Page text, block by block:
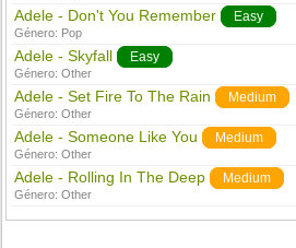
Adele - Don't You Remember Easy
Género: Pop
Adele - Skyfall Easy
Género:Other
Adele - Set Fire To The Rain Medium
Género:Other
Adele - Someone Like You Medium
Género:Other
Adele - Rolling In The Deep Medium
Género:Other